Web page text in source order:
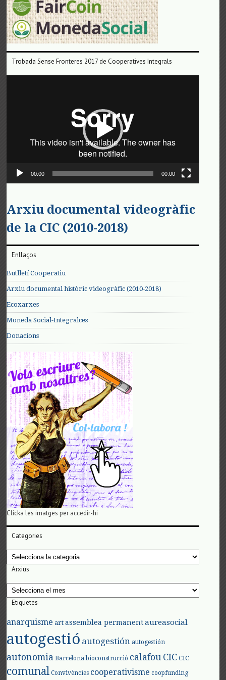
Trobada Sense Fronteres 2017 de Cooperatives Integrals
00:00 00:00
Arxiu documental videogràfic
de la CIC (2010-2018)
Enllaços
Butlletí Cooperatiu
Arxiu documental històric videogràfic (2010-2018)
Ecoxarxes
Moneda Social-Integralces
Donacions
Clicka les imatges per accedir-hi
Categories
Categories
Arxius
Arxius
Etiquetes
anarquisme art assemblea permanent aureasocial
autogestió autogestión autogestión
autonomia Barcelona bioconstrucció calafouCIC CIC
comunal Convivències cooperativisme coopfunding